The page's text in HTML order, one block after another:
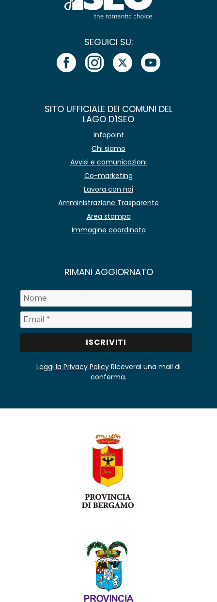
SEGUICI SU:
SITO UFFICIALE DEI COMUNI DEL
LAGO D'ISEO
Infopoint
Chi siamo
Avvisi e comunicazioni
Co-marketing
Lavora con noi
Amministrazione Trasparente
Area stampa
Immagine coordinata
RIMANI AGGIORNATO
Leggi la Privacy Policy Riceverai una mail di
conferma.